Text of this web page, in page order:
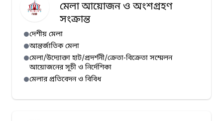
মেলা আয়োজন ও অংশগ্রহণ
সংক্রান্ত
দেশীয় মেলা
আন্তর্জাতিক মেলা
মেলা/উদ্যোক্তা হাট/প্রদর্শনী/ক্রেতা-বিক্রেতা সম্মেলন
আয়োজনের সূচী ও নির্দেশিকা
মেলার প্রতিবেদন ও বিবিধ